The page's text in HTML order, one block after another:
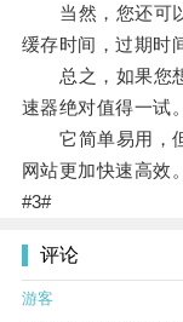
当然，您还可以
缓存时间，过期时
总之，如果您想
速器绝对值得一试。
它简单易用，但
网站更加快速高效。
#3#
评论
游客